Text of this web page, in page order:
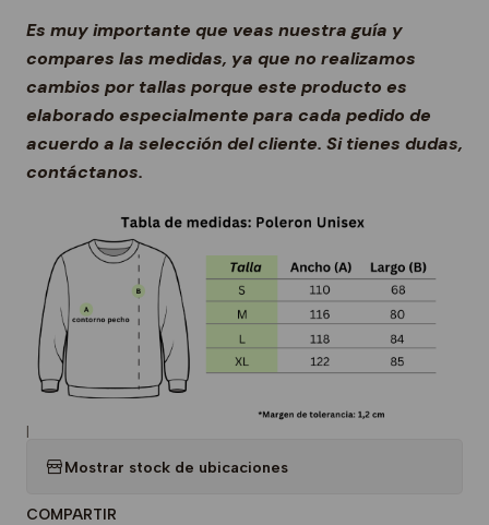
Es muy importante que veas nuestra guía y
compares las medidas, ya que no realizamos
cambios por tallas porque este producto es
elaborado especialmente para cada pedido de
acuerdo a la selección del cliente. Si tienes dudas,
contáctanos.
|
Mostrar stock de ubicaciones
COMPARTIR